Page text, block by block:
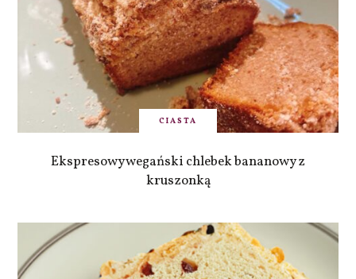
CIASTA
Ekspresowy wegański chlebek bananowy z
kruszonką